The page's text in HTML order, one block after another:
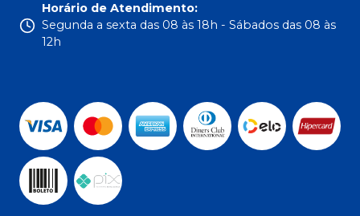
Horário de Atendimento:
Segunda a sexta das 08 às 18h - Sábados das 08 às
12h